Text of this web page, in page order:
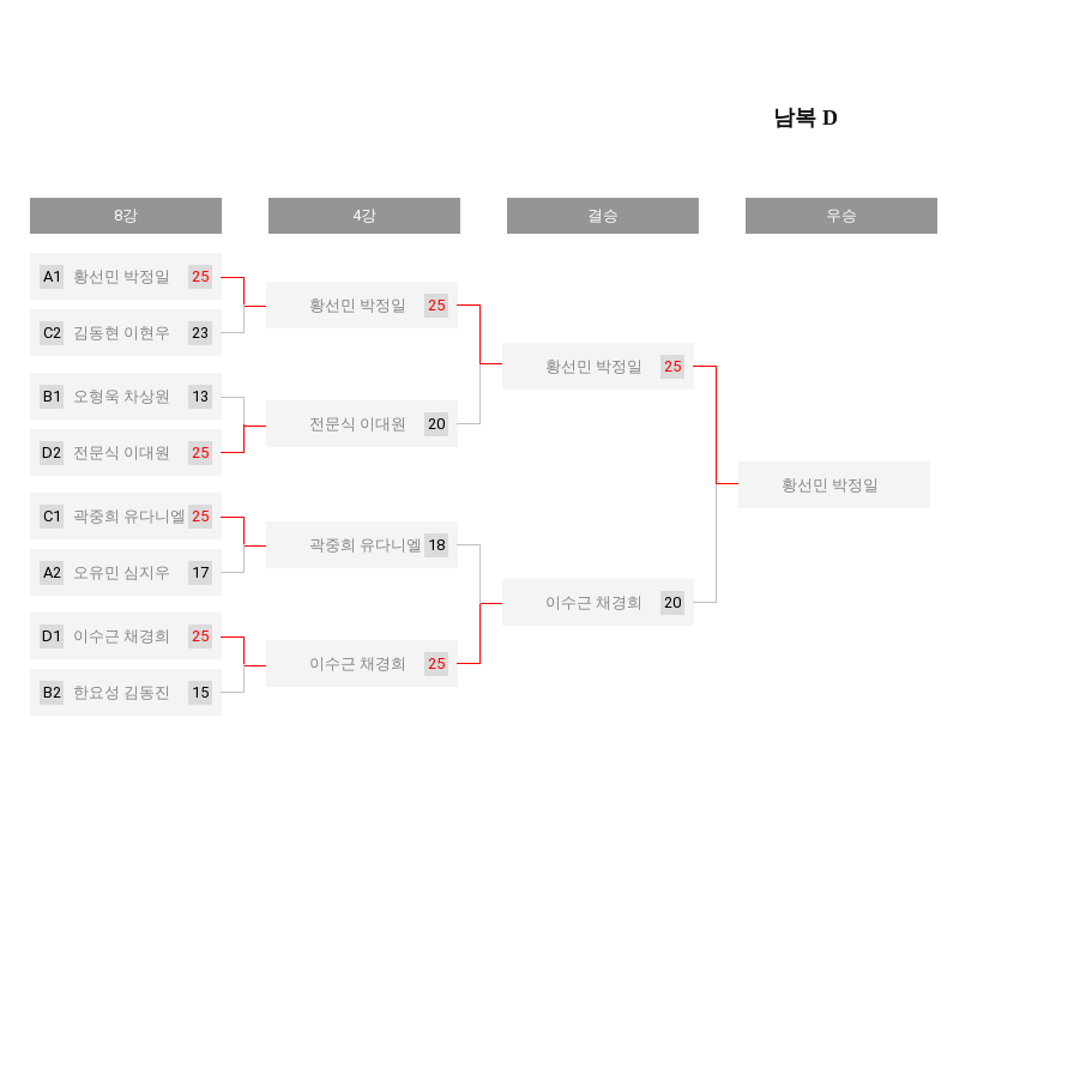
남복 D
8강 4강 결승 우승
A1 황선민 박정일 25
C2 김동현 이현우 23
B1 오형욱 차상원 13
D2 전문식 이대원 25
C1 곽중희 유다니엘 25
A2 오유민 심지우 17
D1 이수근 채경희 25
B2 한요성 김동진 15
황선민 박정일 25
전문식 이대원 20
곽중희 유다니엘 18
이수근 채경희 25
황선민 박정일 25
이수근 채경희 20
황선민 박정일